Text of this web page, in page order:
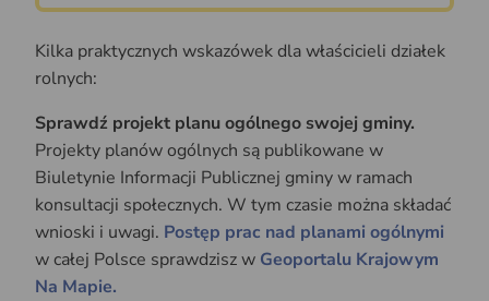
Kilka praktycznych wskazówek dla właścicieli działek
rolnych:
Sprawdź projekt planu ogólnego swojej gminy.
Projekty planów ogólnych są publikowane w
Biuletynie Informacji Publicznej gminy w ramach
konsultacji społecznych. W tym czasie można składać
wnioski i uwagi. Postęp prac nad planami ogólnymi
w całej Polsce sprawdzisz w Geoportalu Krajowym
Na Mapie.